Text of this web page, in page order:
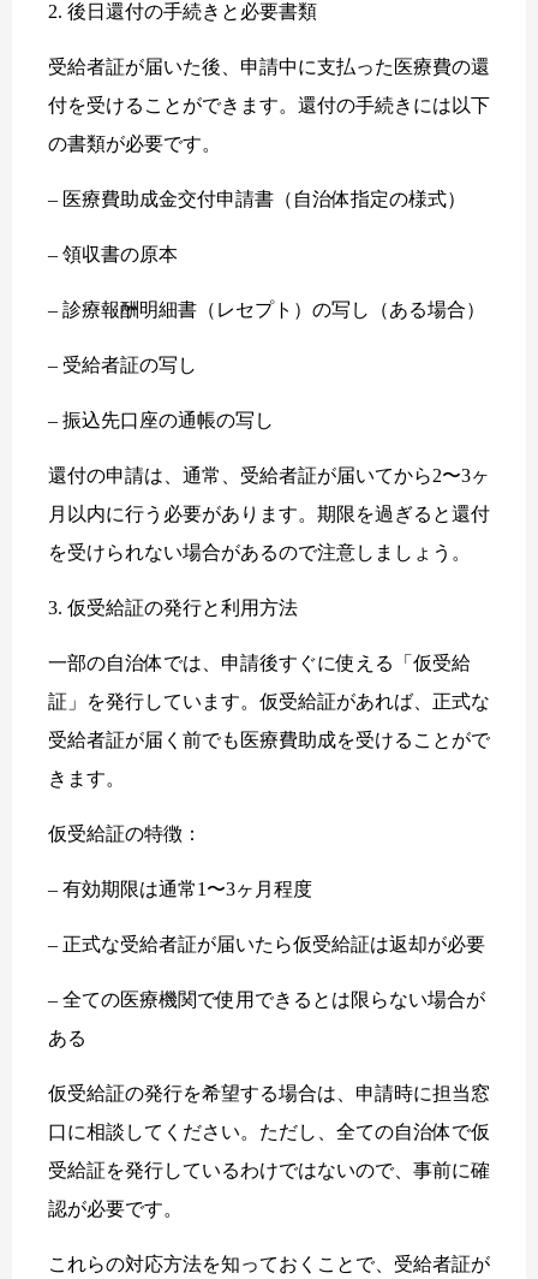
2. 後日還付の手続きと必要書類
受給者証が届いた後、申請中に支払った医療費の還
付を受けることができます。還付の手続きには以下
の書類が必要です。
– 医療費助成金交付申請書（自治体指定の様式）
– 領収書の原本
– 診療報酬明細書（レセプト）の写し（ある場合）
– 受給者証の写し
– 振込先口座の通帳の写し
還付の申請は、通常、受給者証が届いてから2〜3ヶ
月以内に行う必要があります。期限を過ぎると還付
を受けられない場合があるので注意しましょう。
3. 仮受給証の発行と利用方法
一部の自治体では、申請後すぐに使える「仮受給
証」を発行しています。仮受給証があれば、正式な
受給者証が届く前でも医療費助成を受けることがで
きます。
仮受給証の特徴：
– 有効期限は通常1〜3ヶ月程度
– 正式な受給者証が届いたら仮受給証は返却が必要
– 全ての医療機関で使用できるとは限らない場合が
ある
仮受給証の発行を希望する場合は、申請時に担当窓
口に相談してください。ただし、全ての自治体で仮
受給証を発行しているわけではないので、事前に確
認が必要です。
これらの対応方法を知っておくことで、受給者証が